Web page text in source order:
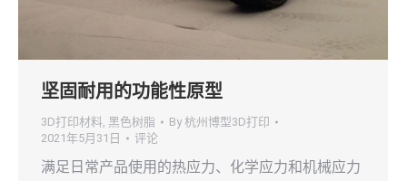
坚固耐用的功能性原型
3D打印材料, 黑色树脂 By 杭州博型3D打印
2021年5月31日
评论
满足日常产品使用的热应力、化学应力和机械应力